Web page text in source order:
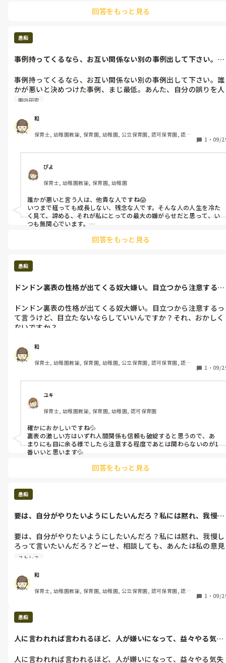
回答をもっと見る
愚痴
事例持ってくるなら、お互い関係ない別の事例出して下さい。誰
事例持ってくるなら、お互い関係ない別の事例出して下さい。誰
かが悪いと決めつけた事例、まじ最低。あんた、自分の誤りを人
のせいにしているだけだろ？いい加減にしろ
園内研究
和
保育士, 幼稚園教諭, 保育園, 幼稚園, 公立保育園, 認可保育園, 認
所, 児童施設, 児童養護施設, 児童発達支援施設, 乳児院, その他の職
1 ・ 09/
ぴよ
保育士, 幼稚園教諭, 保育園, 幼稚園
誰かが悪いと言う人は、他責な人ですね😱
いつまで経っても成長しない、残念な人です。そんな人の人生を冷た
く見て、諦める、それが私にとっての最大の嫌がらせだと思って、い
つも無関心でいます。
回答をもっと見る
愚痴
ドンドン裏表の性格が出てくる奴大嫌い。目立つから注意するっ
ドンドン裏表の性格が出てくる奴大嫌い。目立つから注意するっ
て言うけど、目立たないならしていいんですか？それ、おかしく
ないですか？
和
保育士, 幼稚園教諭, 保育園, 幼稚園, 公立保育園, 認可保育園, 認
所, 児童施設, 児童養護施設, 児童発達支援施設, 乳児院, その他の職
1 ・ 09/
ユキ
保育士, 幼稚園教諭, 保育園, 幼稚園, 認可保育園
確かにおかしいですね💦
裏表の激しい方はいずれ人間関係も信頼も破綻すると思うので、あ
まりにも目に余る様でしたら注意する程度であとは関わらないのが1
番いいと思います💦
回答をもっと見る
愚痴
要は、自分がやりたいようにしたいんだろ？私には黙れ、我慢し
要は、自分がやりたいようにしたいんだろ？私には黙れ、我慢し
ろって言いたいんだろ？どーせ、相談しても、あんたは私の意見
無視してやるから、最終的に、私は何もできない、しない、考え
る一方。いい加減にして💢結局、自分の優越感に浸りたいんです
か💢大嫌い
ストレス
和
保育士, 幼稚園教諭, 保育園, 幼稚園, 公立保育園, 認可保育園, 認
1 ・ 09/
愚痴
人に言われれば言われるほど、人が嫌いになって、益々やる気失
人に言われれば言われるほど、人が嫌いになって、益々やる気失